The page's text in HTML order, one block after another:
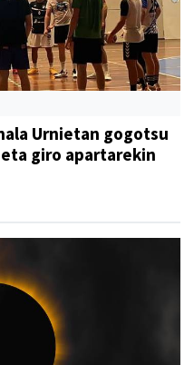
Urnietan gogotsu
giro apartarekin